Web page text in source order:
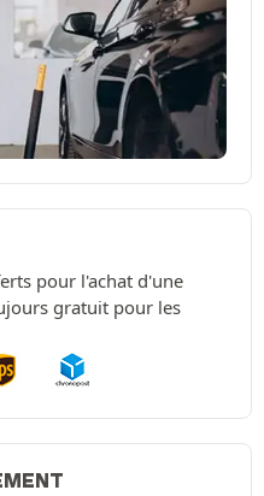
pour l'achat d'une
gratuit pour les